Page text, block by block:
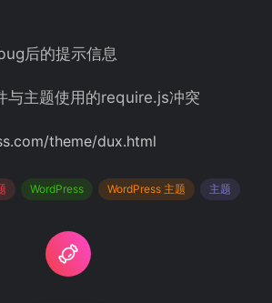
后的提示信息
与主题使用的require.js冲突
theme/dux.html
WordPress WordPress 主题 主题